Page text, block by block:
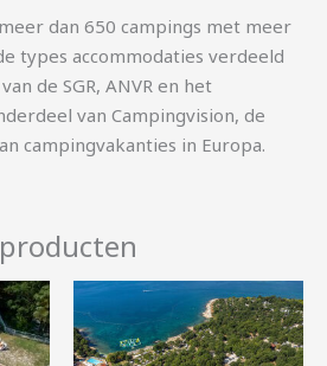
dan 650 campings met meer
types accommodaties verdeeld
de SGR, ANVR en het
van Campingvision, de
campingvakanties in Europa.